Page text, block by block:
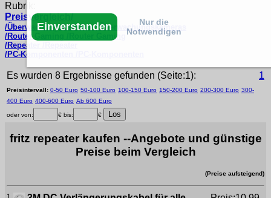
Rubrik:
Preisvergleich/
/Überwachungskameras /Überwachungskameras
/Router Gaming /Router Gaming
/Repeater /Repeater
/PC-Komponenten /PC-Komponenten
Es wurden 8 Ergebnisse gefunden (Seite:1): 1
Preisintervall: 0-50 Euro 50-100 Euro 100-150 Euro 150-200 Euro 200-300 Euro 300-
400 Euro 400-600 Euro Ab 600 Euro
oder von: € bis: €
fritz repeater kaufen --Angebote und günstige
Preise beim Vergleich
(Preise aufsteigend)
Einverstanden
Nur die
Notwendigen